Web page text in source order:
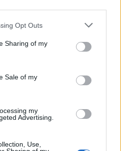
app uses one or more Google
behaviour. You may click to
and its third-party tags to
purposes in below Google
Opt Outs
Sharing of my
Sale of my
my
Advertising.
Use,